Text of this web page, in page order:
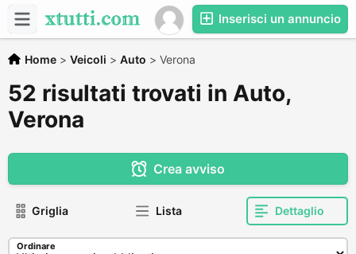
Inserisci un annuncio
Home > Veicoli > Auto > Verona
52 risultati trovati in Auto,
Verona
Crea avviso
Griglia Lista Dettaglio
Ordinare